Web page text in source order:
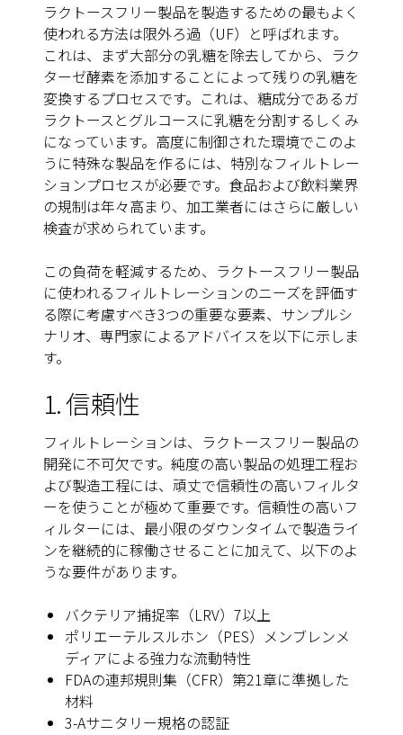
ラクトースフリー製品を製造するための最もよく
使われる方法は限外ろ過（UF）と呼ばれます。
これは、まず大部分の乳糖を除去してから、ラク
ターゼ酵素を添加することによって残りの乳糖を
変換するプロセスです。これは、糖成分であるガ
ラクトースとグルコースに乳糖を分割するしくみ
になっています。高度に制御された環境でこのよ
うに特殊な製品を作るには、特別なフィルトレー
ションプロセスが必要です。食品および飲料業界
の規制は年々高まり、加工業者にはさらに厳しい
検査が求められています。
この負荷を軽減するため、ラクトースフリー製品
に使われるフィルトレーションのニーズを評価す
る際に考慮すべき3つの重要な要素、サンプルシ
ナリオ、専門家によるアドバイスを以下に示しま
す。
1. 信頼性
フィルトレーションは、ラクトースフリー製品の
開発に不可欠です。純度の高い製品の処理工程お
よび製造工程には、頑丈で信頼性の高いフィルタ
ーを使うことが極めて重要です。信頼性の高いフ
ィルターには、最小限のダウンタイムで製造ライ
ンを継続的に稼働させることに加えて、以下のよ
うな要件があります。
バクテリア捕捉率（LRV）7以上
ポリエーテルスルホン（PES）メンブレンメ
ディアによる強力な流動特性
FDAの連邦規則集（CFR）第21章に準拠した
材料
3-Aサニタリー規格の認証